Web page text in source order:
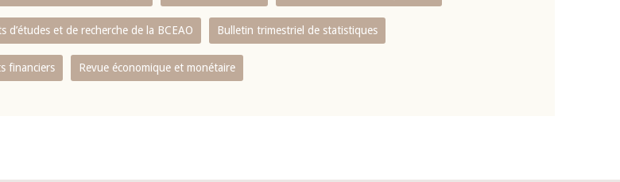
d’études et de recherche de la BCEAO Bulletin trimestriel de statistiques
financiers Revue économique et monétaire